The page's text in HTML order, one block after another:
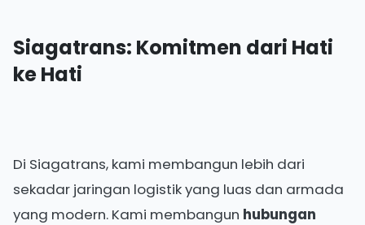
Siagatrans: Komitmen dari Hati
ke Hati
Di Siagatrans, kami membangun lebih dari
sekadar jaringan logistik yang luas dan armada
yang modern. Kami membangun hubungan